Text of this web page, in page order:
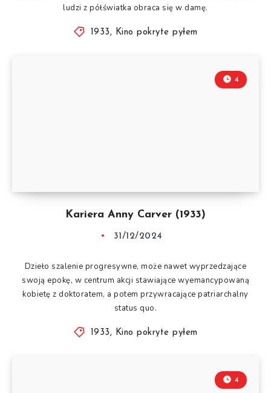
ludzi z półświatka obraca się w damę.
1933, Kino pokryte pyłem
Kariera Anny Carver (1933)
4
31/12/2024
Dzieło szalenie progresywne, może nawet wyprzedzające
swoją epokę, w centrum akcji stawiające wyemancypowaną
kobietę z doktoratem, a potem przywracające patriarchalny
status quo.
1933, Kino pokryte pyłem
4